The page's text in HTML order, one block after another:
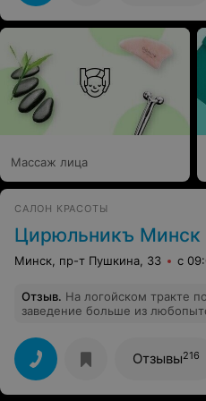
Массаж лица
САЛОН КРАСОТЫ
Цирюльникъ Минск
Минск, пр-т Пушкина, 33 с
Отзыв. На логойском тракте
заведение больше из
не спросили какой именно
обрезной или не обрезной(
вторых, на сайте обозначены все манипуляции
включенные в услугу, среди
легкий массаж, по
Отзывы216